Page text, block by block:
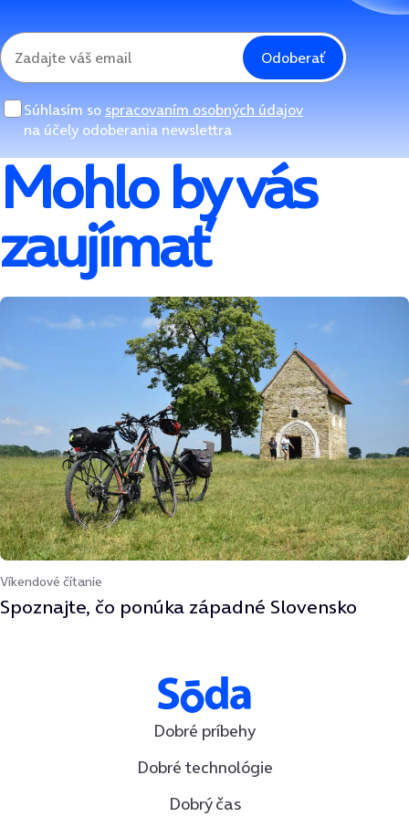
Odoberať
Súhlasím so spracovaním osobných údajov
na účely odoberania newslettra
Mohlo by vás
zaujímať
Víkendové čítanie
Spoznajte, čo ponúka západné Slovensko
Dobré príbehy
Dobré technológie
Dobrý čas